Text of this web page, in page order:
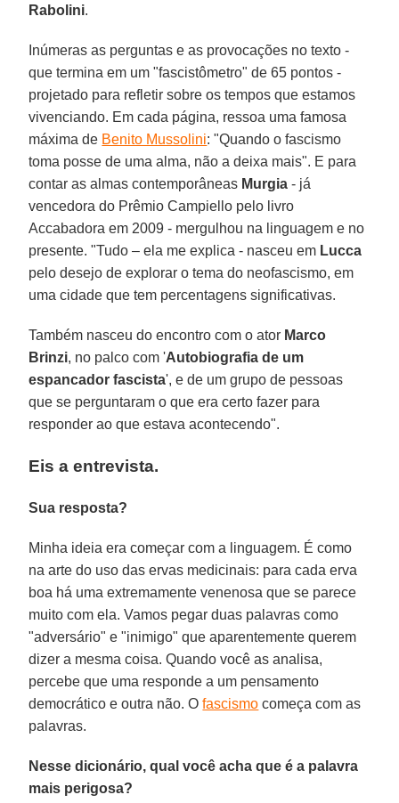
Rabolini.
Inúmeras as perguntas e as provocações no texto -
que termina em um "fascistômetro" de 65 pontos -
projetado para refletir sobre os tempos que estamos
vivenciando. Em cada página, ressoa uma famosa
máxima de Benito Mussolini: "Quando o fascismo
toma posse de uma alma, não a deixa mais". E para
contar as almas contemporâneas Murgia - já
vencedora do Prêmio Campiello pelo livro
Accabadora em 2009 - mergulhou na linguagem e no
presente. "Tudo – ela me explica - nasceu em Lucca
pelo desejo de explorar o tema do neofascismo, em
uma cidade que tem percentagens significativas.
Também nasceu do encontro com o ator Marco
Brinzi, no palco com 'Autobiografia de um
espancador fascista', e de um grupo de pessoas
que se perguntaram o que era certo fazer para
responder ao que estava acontecendo".
Eis a entrevista.
Sua resposta?
Minha ideia era começar com a linguagem. É como
na arte do uso das ervas medicinais: para cada erva
boa há uma extremamente venenosa que se parece
muito com ela. Vamos pegar duas palavras como
"adversário" e "inimigo" que aparentemente querem
dizer a mesma coisa. Quando você as analisa,
percebe que uma responde a um pensamento
democrático e outra não. Ofascismo começa com as
palavras.
Nesse dicionário, qual você acha que é a palavra
mais perigosa?